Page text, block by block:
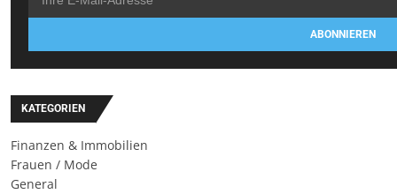
ABONNIEREN
KATEGORIEN
Finanzen & Immobilien
Frauen / Mode
General